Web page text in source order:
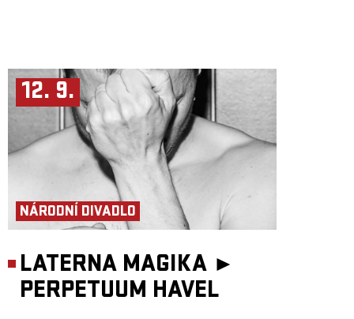
12. 9.
NÁRODNÍ DIVADLO
LATERNA MAGIKA ►
PERPETUUM HAVEL